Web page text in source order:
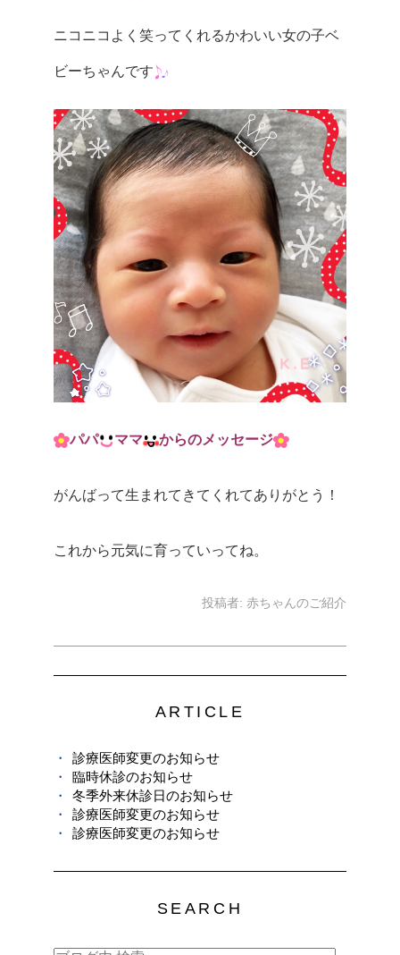
ニコニコよく笑ってくれるかわいい女の子ベ
ビーちゃんです
パパ ママ からのメッセージ
がんばって生まれてきてくれてありがとう！
これから元気に育っていってね。
投稿者: 赤ちゃんのご紹介
ARTICLE
診療医師変更のお知らせ
臨時休診のお知らせ
冬季外来休診日のお知らせ
診療医師変更のお知らせ
診療医師変更のお知らせ
SEARCH